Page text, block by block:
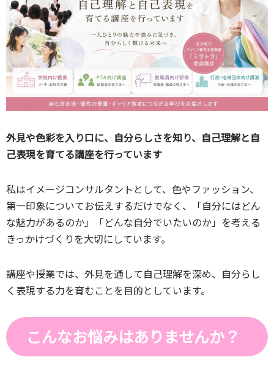
外見や色彩を入り口に、自分らしさを知り、自己理解と自
己表現を育てる講座を行っています
私はイメージコンサルタントとして、色やファッション、
第一印象についてお伝えするだけでなく、「自分にはどん
な魅力があるのか」「どんな自分でいたいのか」を考える
きっかけづくりを大切にしています。
講座や授業では、外見を通して自己理解を深め、自分らし
く表現する力を育むことを目的としています。
こんなお悩みはありませんか？